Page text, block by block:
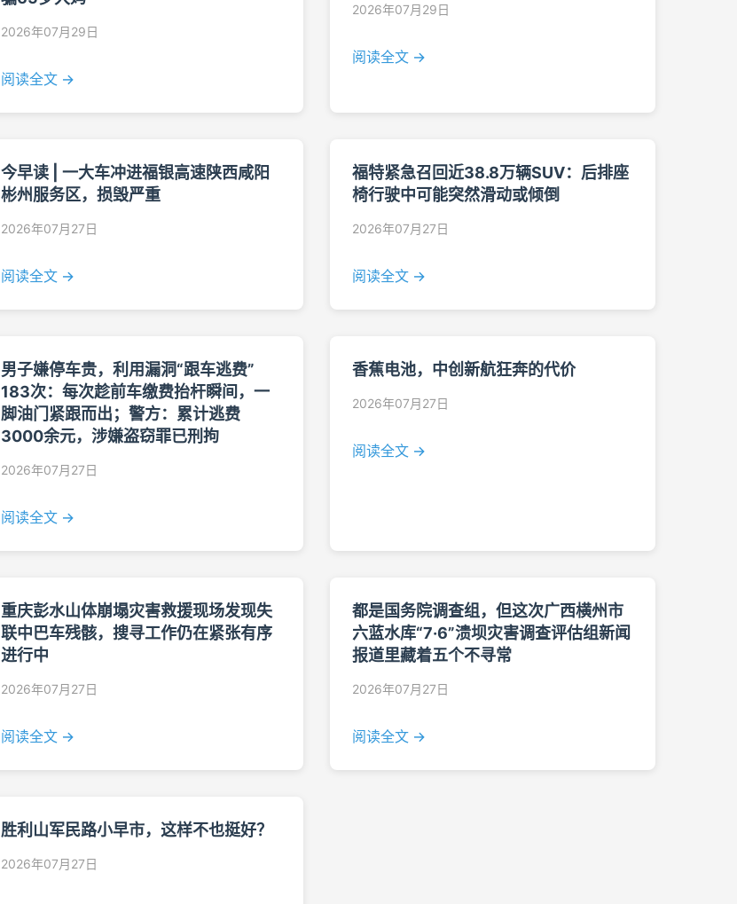
2026年07月29日
阅读全文 →
2026年07月29日
阅读全文 →
今早读 | 一大车冲进福银高速陕西咸阳
彬州服务区，损毁严重
2026年07月27日
阅读全文 →
福特紧急召回近38.8万辆SUV：后排座
椅行驶中可能突然滑动或倾倒
2026年07月27日
阅读全文 →
男子嫌停车贵，利用漏洞“跟车逃费”
183次：每次趁前车缴费抬杆瞬间，一
脚油门紧跟而出；警方：累计逃费
3000余元，涉嫌盗窃罪已刑拘
2026年07月27日
阅读全文 →
香蕉电池，中创新航狂奔的代价
2026年07月27日
阅读全文 →
重庆彭水山体崩塌灾害救援现场发现失
联中巴车残骸，搜寻工作仍在紧张有序
进行中
2026年07月27日
阅读全文 →
都是国务院调查组，但这次广西横州市
六蓝水库“7·6”溃坝灾害调查评估组新闻
报道里藏着五个不寻常
2026年07月27日
阅读全文 →
胜利山军民路小早市，这样不也挺好？
2026年07月27日